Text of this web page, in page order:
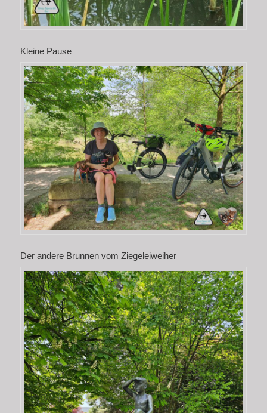
Kleine Pause
Der andere Brunnen vom Ziegeleiweiher